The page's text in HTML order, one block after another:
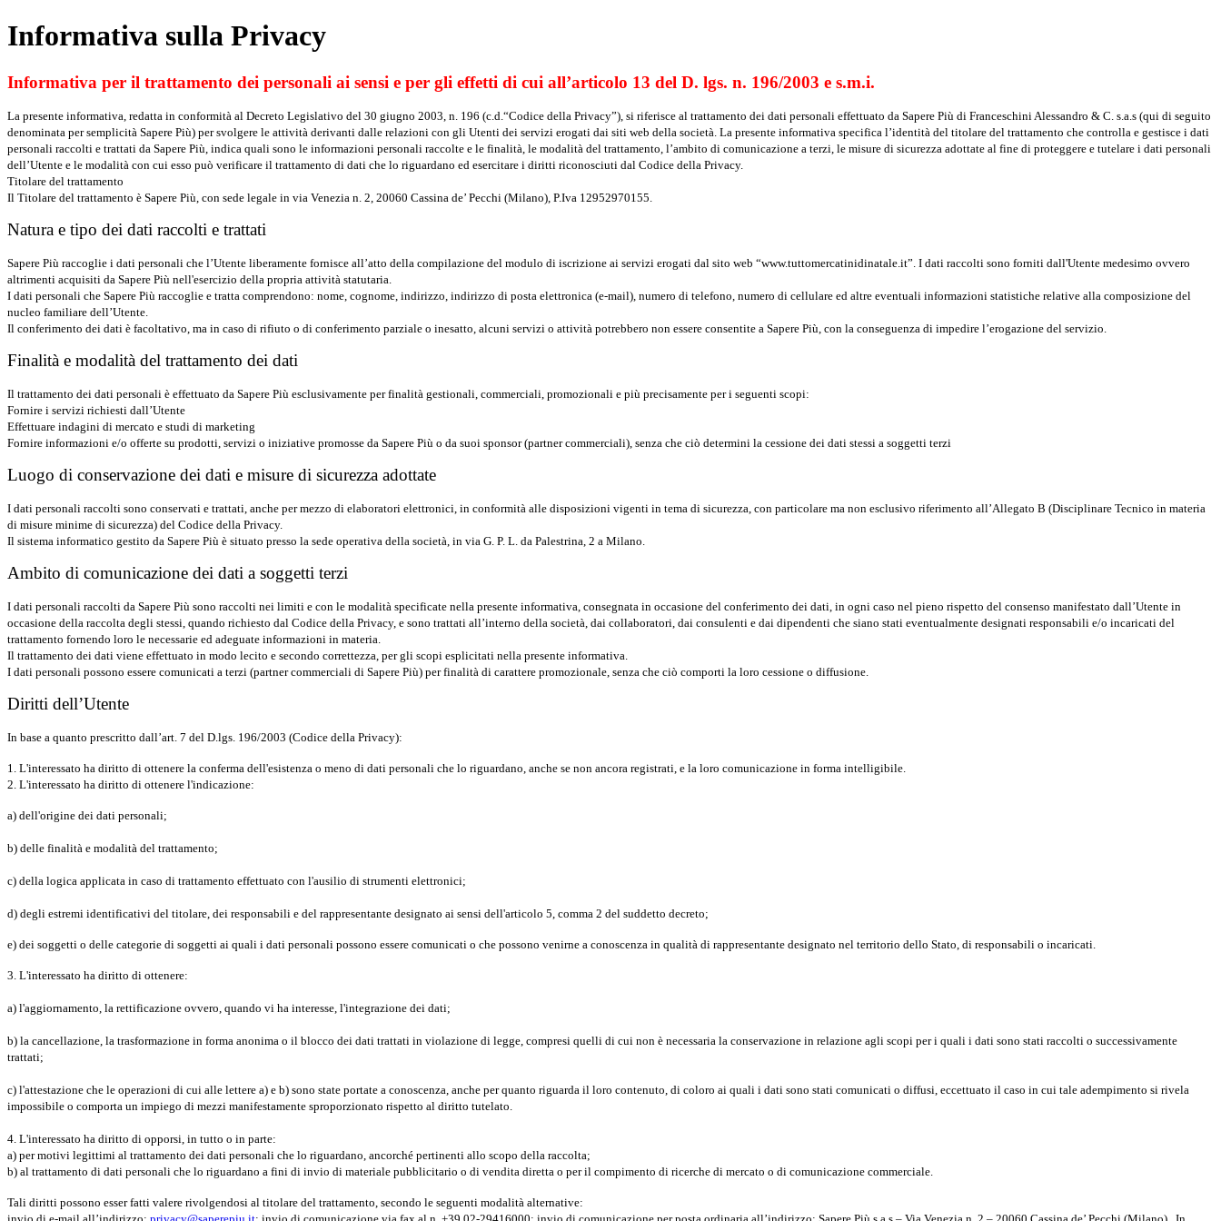
Informativa sulla Privacy
Informativa per il trattamento dei personali ai sensi e per gli effetti di cui all’articolo 13 del D. lgs. n. 196/2003 e s.m.i.
La presente informativa, redatta in conformità al Decreto Legislativo del 30 giugno 2003, n. 196 (c.d.“Codice della Privacy”), si riferisce al trattamento dei dati personali effettuato da Sapere Più di Franceschini Alessandro & C. s.a.s (qui di seguito
denominata per semplicità Sapere Più) per svolgere le attività derivanti dalle relazioni con gli Utenti dei servizi erogati dai siti web della società. La presente informativa specifica l’identità del titolare del trattamento che controlla e gestisce i dati
personali raccolti e trattati da Sapere Più, indica quali sono le informazioni personali raccolte e le finalità, le modalità del trattamento, l’ambito di comunicazione a terzi, le misure di sicurezza adottate al fine di proteggere e tutelare i dati personali
dell’Utente e le modalità con cui esso può verificare il trattamento di dati che lo riguardano ed esercitare i diritti riconosciuti dal Codice della Privacy.
Titolare del trattamento
Il Titolare del trattamento è Sapere Più, con sede legale in via Venezia n. 2, 20060 Cassina de’ Pecchi (Milano), P.Iva 12952970155.
Natura e tipo dei dati raccolti e trattati
Sapere Più raccoglie i dati personali che l’Utente liberamente fornisce all’atto della compilazione del modulo di iscrizione ai servizi erogati dal sito web “www.tuttomercatinidinatale.it”. I dati raccolti sono forniti dall'Utente medesimo ovvero
altrimenti acquisiti da Sapere Più nell'esercizio della propria attività statutaria.
I dati personali che Sapere Più raccoglie e tratta comprendono: nome, cognome, indirizzo, indirizzo di posta elettronica (e-mail), numero di telefono, numero di cellulare ed altre eventuali informazioni statistiche relative alla composizione del
nucleo familiare dell’Utente.
Il conferimento dei dati è facoltativo, ma in caso di rifiuto o di conferimento parziale o inesatto, alcuni servizi o attività potrebbero non essere consentite a Sapere Più, con la conseguenza di impedire l’erogazione del servizio.
Finalità e modalità del trattamento dei dati
Il trattamento dei dati personali è effettuato da Sapere Più esclusivamente per finalità gestionali, commerciali, promozionali e più precisamente per i seguenti scopi:
Fornire i servizi richiesti dall’Utente
Effettuare indagini di mercato e studi di marketing
Fornire informazioni e/o offerte su prodotti, servizi o iniziative promosse da Sapere Più o da suoi sponsor (partner commerciali), senza che ciò determini la cessione dei dati stessi a soggetti terzi
Luogo di conservazione dei dati e misure di sicurezza adottate
I dati personali raccolti sono conservati e trattati, anche per mezzo di elaboratori elettronici, in conformità alle disposizioni vigenti in tema di sicurezza, con particolare ma non esclusivo riferimento all’Allegato B (Disciplinare Tecnico in materia
di misure minime di sicurezza) del Codice della Privacy.
Il sistema informatico gestito da Sapere Più è situato presso la sede operativa della società, in via G. P. L. da Palestrina, 2 a Milano.
Ambito di comunicazione dei dati a soggetti terzi
I dati personali raccolti da Sapere Più sono raccolti nei limiti e con le modalità specificate nella presente informativa, consegnata in occasione del conferimento dei dati, in ogni caso nel pieno rispetto del consenso manifestato dall’Utente in
occasione della raccolta degli stessi, quando richiesto dal Codice della Privacy, e sono trattati all’interno della società, dai collaboratori, dai consulenti e dai dipendenti che siano stati eventualmente designati responsabili e/o incaricati del
trattamento fornendo loro le necessarie ed adeguate informazioni in materia.
Il trattamento dei dati viene effettuato in modo lecito e secondo correttezza, per gli scopi esplicitati nella presente informativa.
I dati personali possono essere comunicati a terzi (partner commerciali di Sapere Più) per finalità di carattere promozionale, senza che ciò comporti la loro cessione o diffusione.
Diritti dell’Utente
In base a quanto prescritto dall’art. 7 del D.lgs. 196/2003 (Codice della Privacy):
1. L'interessato ha diritto di ottenere la conferma dell'esistenza o meno di dati personali che lo riguardano, anche se non ancora registrati, e la loro comunicazione in forma intelligibile.
2. L'interessato ha diritto di ottenere l'indicazione:
a) dell'origine dei dati personali;
b) delle finalità e modalità del trattamento;
c) della logica applicata in caso di trattamento effettuato con l'ausilio di strumenti elettronici;
d) degli estremi identificativi del titolare, dei responsabili e del rappresentante designato ai sensi dell'articolo 5, comma 2 del suddetto decreto;
e) dei soggetti o delle categorie di soggetti ai quali i dati personali possono essere comunicati o che possono venirne a conoscenza in qualità di rappresentante designato nel territorio dello Stato, di responsabili o incaricati.
3. L'interessato ha diritto di ottenere:
a) l'aggiornamento, la rettificazione ovvero, quando vi ha interesse, l'integrazione dei dati;
b) la cancellazione, la trasformazione in forma anonima o il blocco dei dati trattati in violazione di legge, compresi quelli di cui non è necessaria la conservazione in relazione agli scopi per i quali i dati sono stati raccolti o successivamente
trattati;
c) l'attestazione che le operazioni di cui alle lettere a) e b) sono state portate a conoscenza, anche per quanto riguarda il loro contenuto, di coloro ai quali i dati sono stati comunicati o diffusi, eccettuato il caso in cui tale adempimento si rivela
impossibile o comporta un impiego di mezzi manifestamente sproporzionato rispetto al diritto tutelato.
4. L'interessato ha diritto di opporsi, in tutto o in parte:
a) per motivi legittimi al trattamento dei dati personali che lo riguardano, ancorché pertinenti allo scopo della raccolta;
b) al trattamento di dati personali che lo riguardano a fini di invio di materiale pubblicitario o di vendita diretta o per il compimento di ricerche di mercato o di comunicazione commerciale.
Tali diritti possono esser fatti valere rivolgendosi al titolare del trattamento, secondo le seguenti modalità alternative: